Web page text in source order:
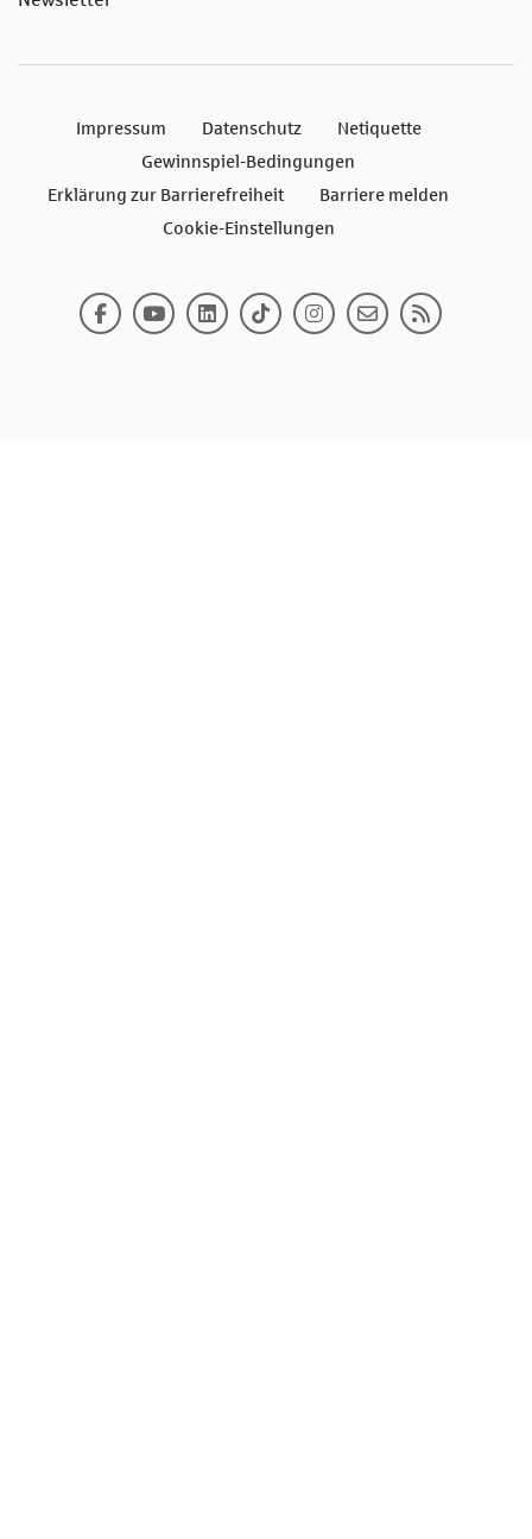
Impressum Datenschutz
Netiquette
Gewinnspiel-Bedingungen
Erklärung zur Barrierefreiheit
Barriere melden
Cookie-Einstellungen